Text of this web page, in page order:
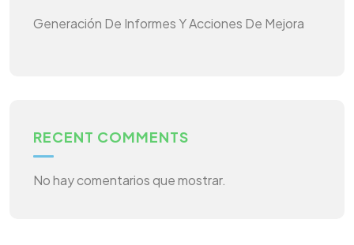
Generación De Informes Y Acciones De Mejora
RECENT COMMENTS
No hay comentarios que mostrar.